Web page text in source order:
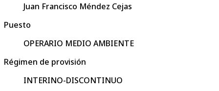
Juan Francisco Méndez Cejas
Puesto
OPERARIO MEDIO AMBIENTE
Régimen de provisión
INTERINO-DISCONTINUO